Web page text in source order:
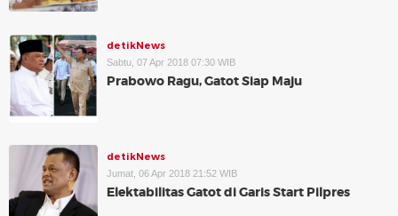
detikNews
Sabtu, 07 Apr 2018 07:30 WIB
Prabowo Ragu, Gatot Siap Maju
detikNews
Jumat, 06 Apr 2018 21:52 WIB
Elektabilitas Gatot di Garis Start Pilpres